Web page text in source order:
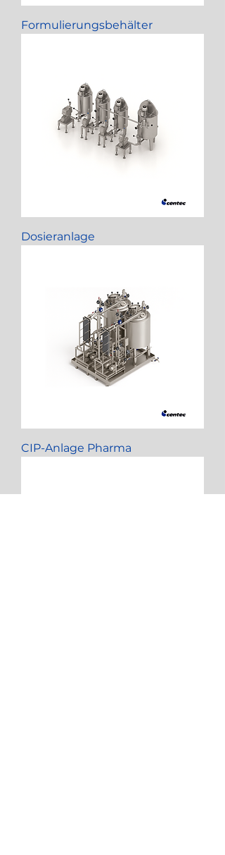
Formulierungsbehälter
Dosieranlage
CIP-Anlage Pharma